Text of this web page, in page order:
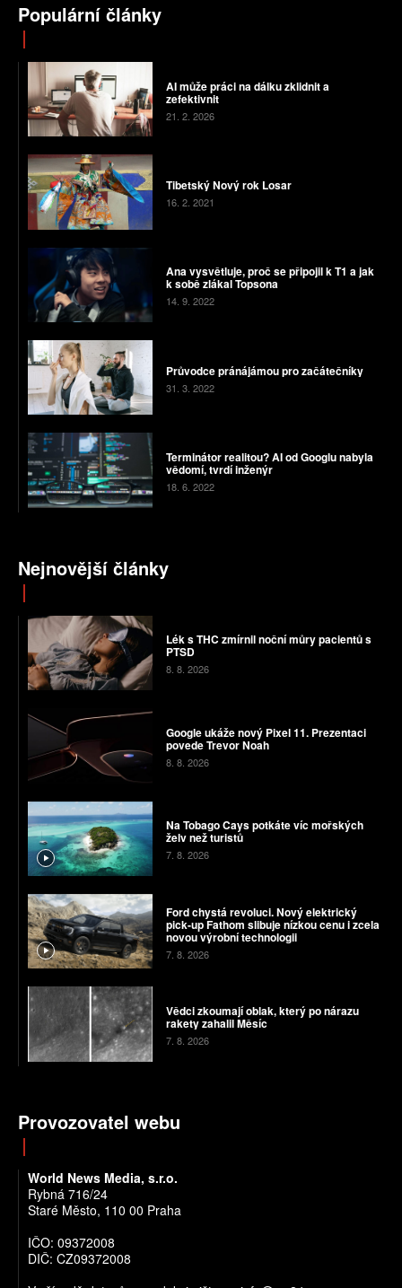
Populární články
AI může práci na dálku zklidnit a
zefektivnit
21. 2. 2026
Tibetský Nový rok Losar
16. 2. 2021
Ana vysvětluje, proč se připojil k T1 a jak
k sobě zlákal Topsona
14. 9. 2022
Průvodce pránájámou pro začátečníky
31. 3. 2022
Terminátor realitou? AI od Googlu nabyla
vědomí, tvrdí inženýr
18. 6. 2022
Nejnovější články
Lék s THC zmírnil noční můry pacientů s
PTSD
8. 8. 2026
Google ukáže nový Pixel 11. Prezentaci
povede Trevor Noah
8. 8. 2026
Na Tobago Cays potkáte víc mořských
želv než turistů
7. 8. 2026
Ford chystá revoluci. Nový elektrický
pick-up Fathom slibuje nízkou cenu i zcela
novou výrobní technologii
7. 8. 2026
Vědci zkoumají oblak, který po nárazu
rakety zahalil Měsíc
7. 8. 2026
Provozovatel webu
World News Media, s.r.o.
Rybná 716/24
Staré Město, 110 00 Praha
IČO: 09372008
DIČ: CZ09372008